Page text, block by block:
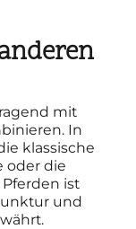
mit
In
klassische
oder die
ist
und